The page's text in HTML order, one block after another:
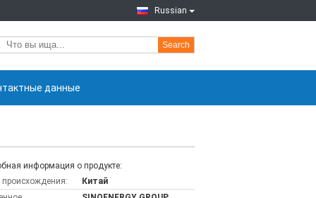
Russian
Search
данные
информация о продукте:
происхождения:
Китай